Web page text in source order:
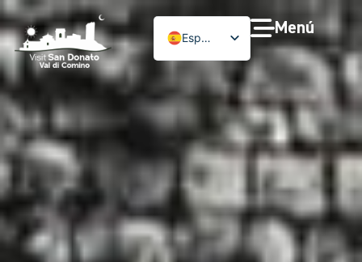
Español
Menú